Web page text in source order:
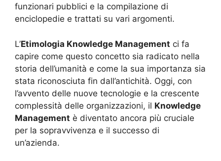
funzionari pubblici e la compilazione di
enciclopedie e trattati su vari argomenti.
L’Etimologia Knowledge Management ci fa
capire come questo concetto sia radicato nella
storia dell’umanità e come la sua importanza sia
stata riconosciuta fin dall’antichità. Oggi, con
l’avvento delle nuove tecnologie e la crescente
complessità delle organizzazioni, il Knowledge
Management è diventato ancora più cruciale
per la sopravvivenza e il successo di
un’azienda.